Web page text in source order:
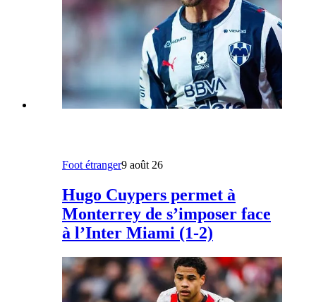
Foot étranger9 août 26
Hugo Cuypers permet à
Monterrey de s’imposer face
à l’Inter Miami (1-2)